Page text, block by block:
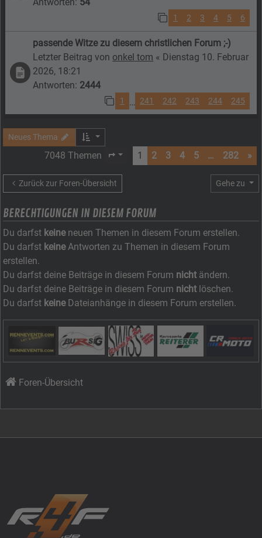
1 2 3 4 5 6
passende Witze zu diesem christlichen Forum ;-)
Letzter Beitrag von onkel tom « Dienstag 10. Februar
2026, 18:21
Antworten: 2444
1 … 241 242 243 244 245
Neues Thema
7048 Themen Seite von282
1 2 3 4 5 … 282 »
Zurück zur Foren-Übersicht Gehe zu
BERECHTIGUNGEN IN DIESEM FORUM
Du darfst keineneuen Themen in diesem Forum erstellen.
Du darfst keineAntworten zu Themen in diesem Forum
erstellen.
Du darfst deine Beiträge in diesem Forum nicht ändern.
Du darfst deine Beiträge in diesem Forum nicht löschen.
Du darfst keineDateianhänge in diesem Forum erstellen.
Foren-Übersicht